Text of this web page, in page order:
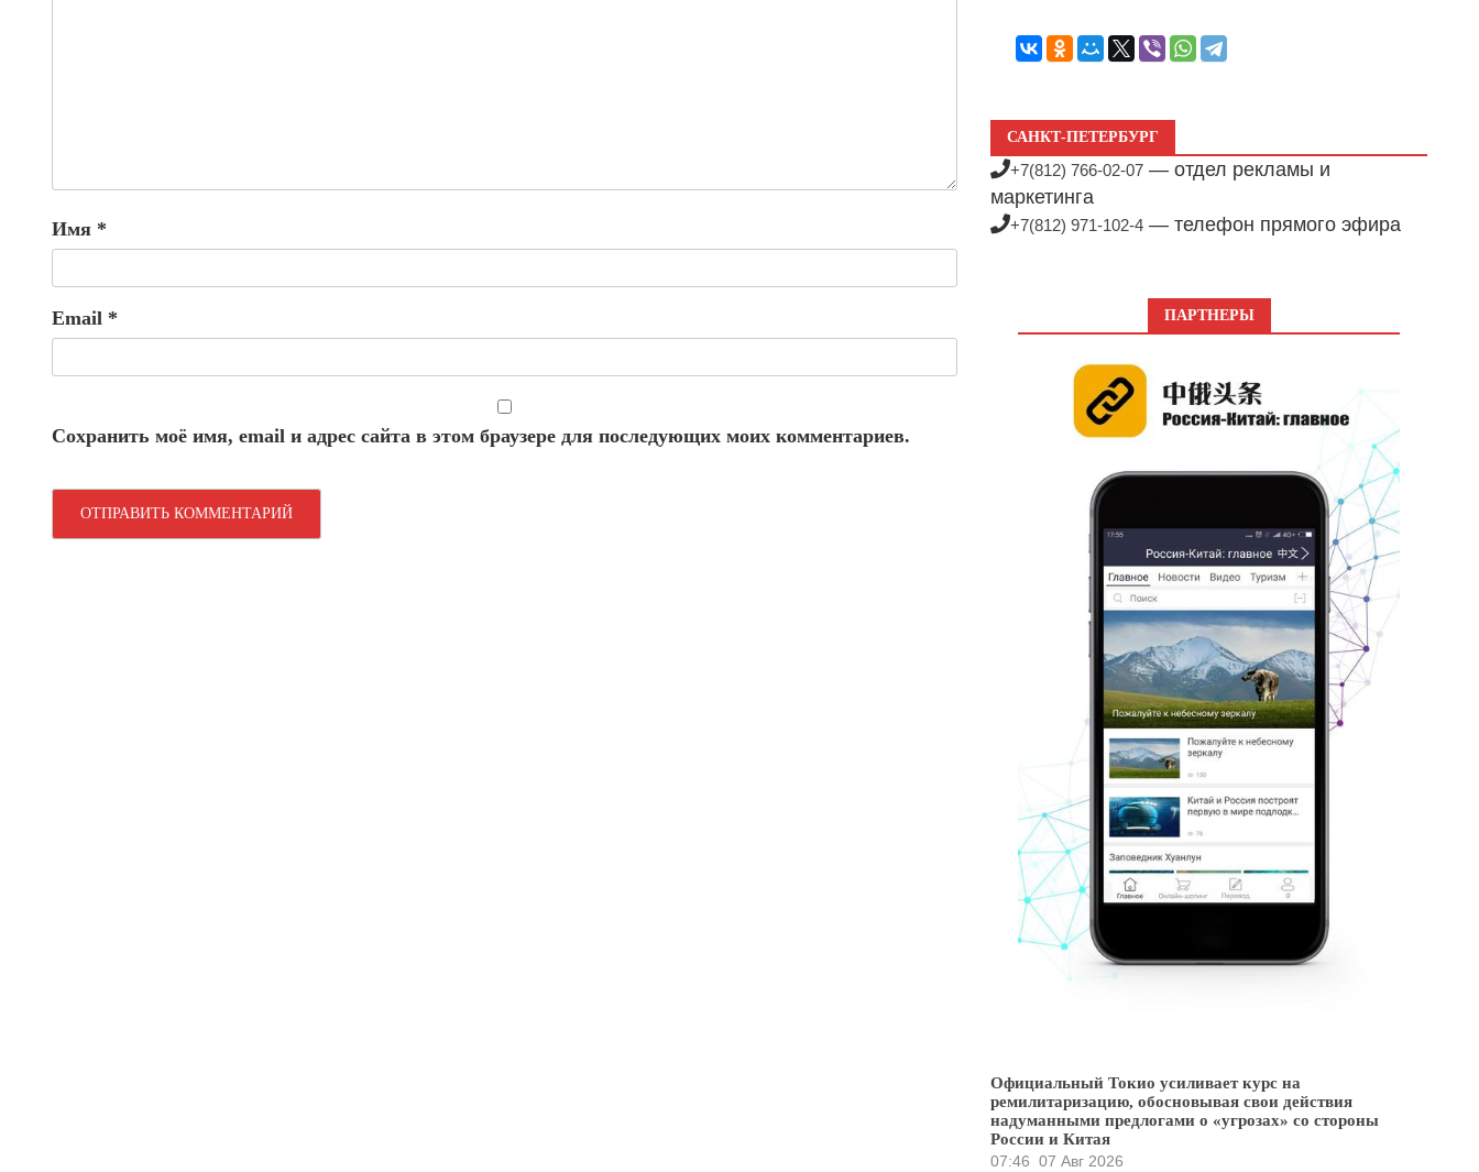
Имя *
Email *
Сохранить моё имя, email и адрес сайта в этом браузере для последующих моих комментариев.
САНКТ-ПЕТЕРБУРГ
+7(812) 766-02-07 — отдел рекламы и
маркетинга
+7(812) 971-102-4 — телефон прямого эфира
ПАРТНЕРЫ
Официальный Токио усиливает курс на
ремилитаризацию, обосновывая свои действия
надуманными предлогами о «угрозах» со стороны
России и Китая
07:46 07 Авг 2026